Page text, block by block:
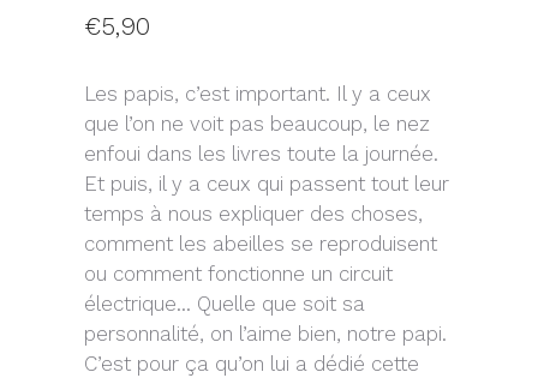
€5,90
Les papis, c’est important. Il y a ceux
que l’on ne voit pas beaucoup, le nez
enfoui dans les livres toute la journée.
Et puis, il y a ceux qui passent tout leur
temps à nous expliquer des choses,
comment les abeilles se reproduisent
ou comment fonctionne un circuit
électrique… Quelle que soit sa
personnalité, on l’aime bien, notre papi.
C’est pour ça qu’on lui a dédié cette